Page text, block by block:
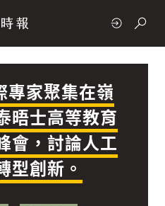
政治
經濟
專家聚集在嶺
晤士高等教育
會，討論人工
型創新。